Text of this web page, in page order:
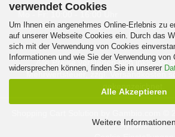
verwendet Cookies
Um Ihnen ein angenehmes Online-Erlebnis zu
auf unserer Webseite Cookies ein. Durch das
sich mit der Verwendung von Cookies
Informationen und wie Sie der Verwendung von
widersprechen können, finden Sie in unserer
Alle Akzeptieren
Weitere Informationen
Geprüfter Online Shop mit Geld-zurück-
Alle Preise verstehen sich inklusive
Mehrwertsteuer, zzgl.Versandkosten
Xycons